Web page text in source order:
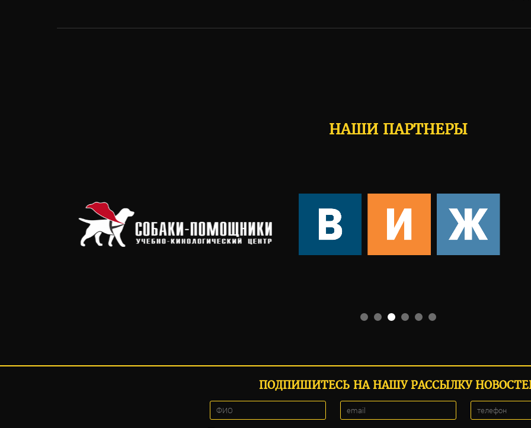
НАШИ ПАРТНЕРЫ
ПОДПИШИТЕСЬ НА НАШУ РАССЫЛКУ